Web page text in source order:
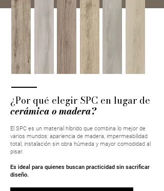
¿Por qué elegir SPC en lugar de
cerámica o madera?
El SPC es un material híbrido que combina lo mejor de
varios mundos: apariencia de madera, impermeabilidad
total, instalación sin obra húmeda y mayor comodidad al
pisar.
Es ideal para quienes buscan practicidad sin sacrificar
diseño.